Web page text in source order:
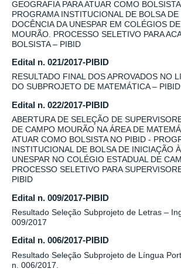
GEOGRAFIA PARA ATUAR COMO
PROGRAMA INSTITUCIONAL DE BOLSA
DOCÊNCIA DA UNESPAR EM COLÉGIOS
MOURÃO. PROCESSO SELETIVO PARA
BOLSISTA – PIBID
Edital n. 021/2017-PIBID
RESULTADO FINAL DOS APROVADOS NO
DO SUBPROJETO DE MATEMÁTICA – PIBID
Edital n. 022/2017-PIBID
ABERTURA DE SELEÇÃO DE
DE CAMPO MOURÃO NA ÁREA DE
ATUAR COMO BOLSISTA NO PIBID -
INSTITUCIONAL DE BOLSA DE INICIAÇÃO
UNESPAR NO COLÉGIO ESTADUAL DE
PROCESSO SELETIVO PARA
PIBID
Edital n. 009/2017-PIBID
Resultado Seleção Subprojeto de Letras –
009/2017
Edital n. 006/2017-PIBID
Resultado Seleção Subprojeto de Língua
n. 006/2017.